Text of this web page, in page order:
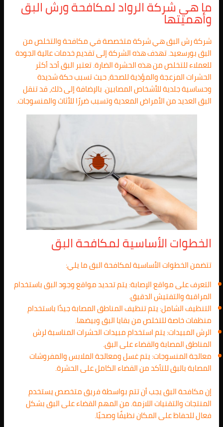
ما هي شركة الرواد لمكافحة ورش البق
وأهميتها
شركة رش البق هي شركة متخصصة في مكافحة والتخلص من
البق بورسعيد. تهدف هذه الشركة إلى تقديم خدمات عالية الجودة
للعملاء للتخلص من هذه الحشرة الضارة. تعتبر البق أحد أكثر
الحشرات المزعجة والمؤذية للصحة، حيث تسبب حكة شديدة
وحساسية جلدية للأشخاص المصابين. بالإضافة إلى ذلك، قد تنقل
البق العديد من الأمراض المعدية وتسبب ضررًا للأثاث والمنسوجات.
الخطوات الأساسية لمكافحة البق
تتضمن الخطوات الأساسية لمكافحة البق ما يلي:
التعرف على مواقع الإصابة: يتم تحديد مواقع وجود البق باستخدام
المراقبة والتفتيش الدقيق.
التنظيف الشامل: يتم تنظيف المناطق المصابة جيدًا باستخدام
منظفات خاصة للتخلص من بقايا البق وبيضها.
الرش المبيدات: يتم استخدام مبيدات الحشرات المناسبة لرش
المناطق المصابة والقضاء على البق.
معالجة المنسوجات: يتم غسل ومعالجة الملابس والمفروشات
المصابة بالبق للتأكد من القضاء الكامل على الحشرة.
إن مكافحة البق يجب أن تتم بواسطة فريق متخصص يستخدم
المنتجات والتقنيات اللازمة. من المهم القضاء على البق بشكل
فعال للحفاظ على المكان نظيفًا وصحيًا.